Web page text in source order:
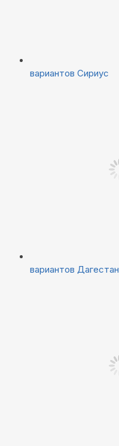
вариантов Сириус
вариантов Дагестан